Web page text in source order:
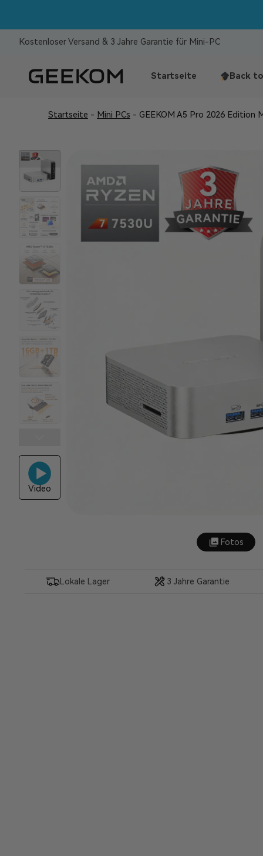
Kostenloser Versand & 3 Jahre Garantie für Mini-PC
Startseite Back
Startseite - Mini PCs - GEEKOM A5 Pro 2026 Edition
Video
Fotos
Lokale Lager 3 Jahre Garantie